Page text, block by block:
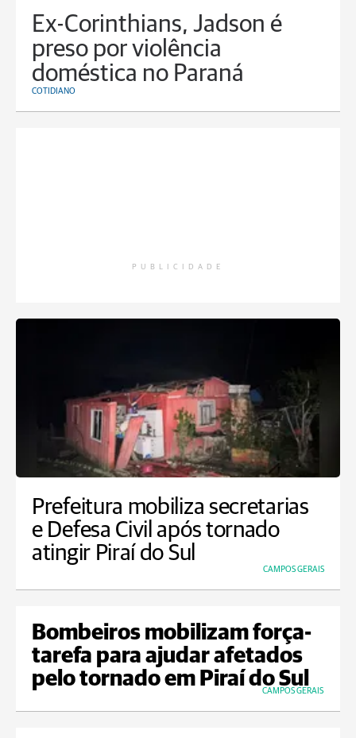
Ex-Corinthians, Jadson é
preso por violência
doméstica no Paraná
COTIDIANO
PUBLICIDADE
Prefeitura mobiliza secretarias
e Defesa Civil após tornado
atingir Piraí do Sul
CAMPOS GERAIS
Bombeiros mobilizam força-
tarefa para ajudar afetados
pelo tornado em Piraí do Sul
CAMPOS GERAIS